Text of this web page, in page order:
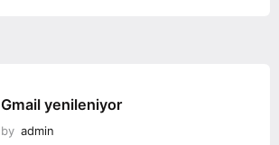
Gmail yenileniyor
by admin